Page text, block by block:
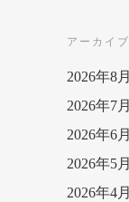
アーカイブ
2026年8月
2026年7月
2026年6月
2026年5月
2026年4月